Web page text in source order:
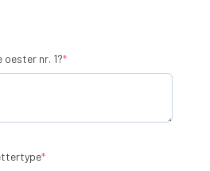
nr. 1?*(required)
*(required)